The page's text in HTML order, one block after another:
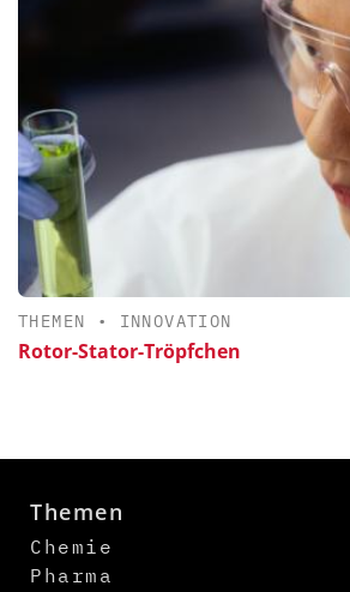
THEMEN • INNOVATION
Rotor-Stator-Tröpfchen
Themen
Chemie
Pharma